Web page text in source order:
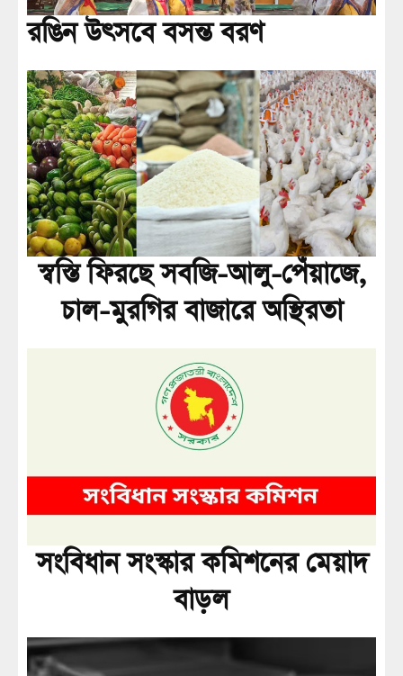
রঙিন উৎসবে বসন্ত বরণ
স্বস্তি ফিরছে সবজি-আলু-পেঁয়াজে,
চাল-মুরগির বাজারে অস্থিরতা
সংবিধান সংস্কার কমিশনের মেয়াদ
বাড়ল